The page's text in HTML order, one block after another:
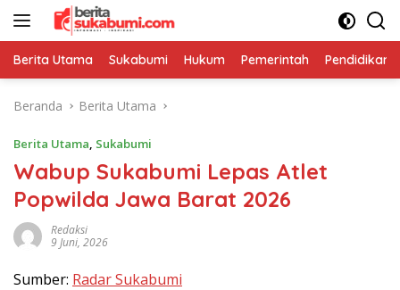
Langsung
Berita Utama Sukabumi Hukum Pemerintah Pendidikan
Beranda Berita Utama
Berita Utama, Sukabumi
Wabup Sukabumi Lepas Atlet
Popwilda Jawa Barat 2026
Redaksi
9 Juni, 2026
Sumber: Radar Sukabumi